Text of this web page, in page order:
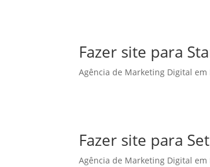
Fazer site para
Agência de Marketing Digital em
Fazer site para
Agência de Marketing Digital em